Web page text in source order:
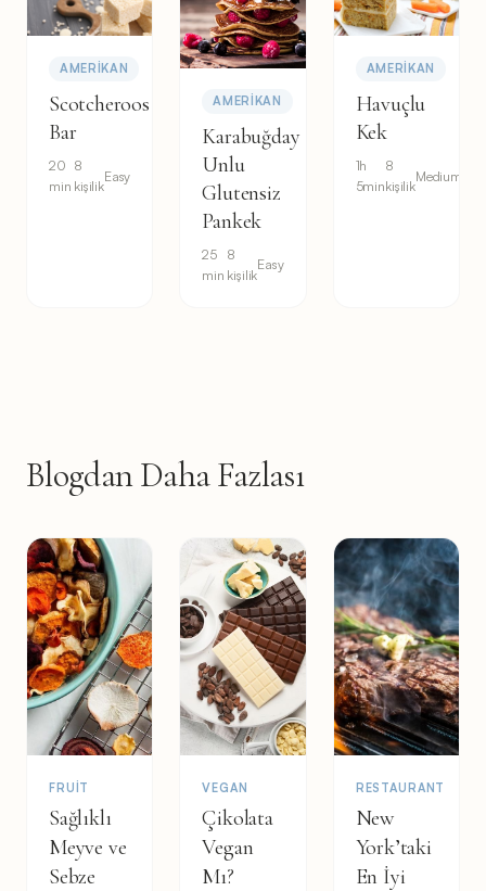
AMERIKAN
Scotcheroos
Bar
20
min
8
kişilik
Easy
AMERIKAN
Karabuğday
Unlu
Glutensiz
Pankek
25
min
8
kişilik
Easy
AMERIKAN
Havuçlu
Kek
1h
5min
8
kişilik
Medium
Blogdan Daha Fazlası
FRUIT
Sağlıklı
Meyve ve
Sebze
VEGAN
Çikolata
Vegan
Mı?
RESTAURANT
New
York’taki
En İyi